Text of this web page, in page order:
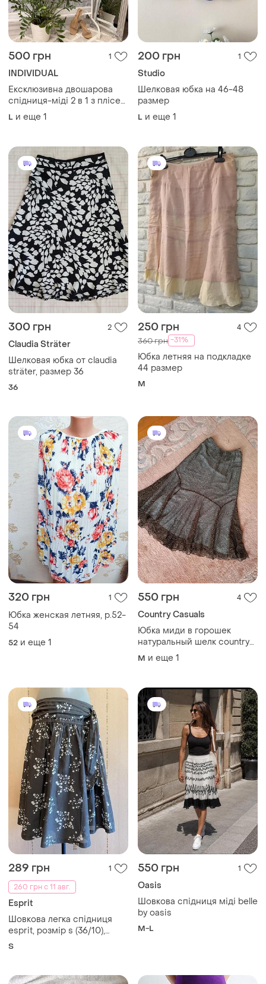
500 грн 1
INDIVIDUAL
Ексклюзивна двошарова
спідниця-міді 2 в 1 з плісе
та затином
L и еще 1
200 грн 1
Studio
Шелковая юбка на 46-48
размер
L и еще 1
300 грн 2
Claudia Sträter
Шелковая юбка от claudia
sträter, размер 36
36
250 грн 4
360 грн -31%
Юбка летняя на подкладке
44 размер
M
320 грн 1
Юбка женская летняя, р.52-
54
52 и еще 1
550 грн 4
Country Casuals
Юбка миди в горошек
натуральный шелк country
casuals
M и еще 1
289 грн
1
260 грн с 11 авг.
Esprit
Шовкова легка спідниця
esprit, розмір s (36/10),
ідеальний стан! з поясом-
S
550 грн 1
Oasis
Шовкова спідниця міді belle
by oasis
M-L